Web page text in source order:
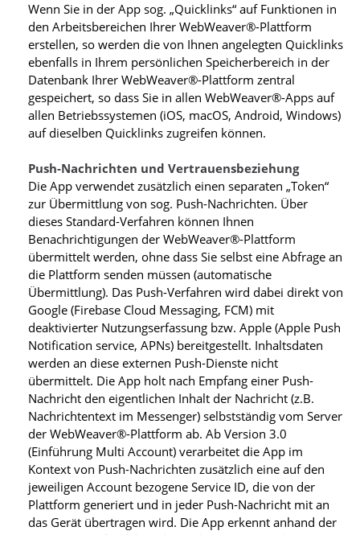
Wenn Sie in der App sog. „Quicklinks“ auf Funktionen in
den Arbeitsbereichen Ihrer WebWeaver®-Plattform
erstellen, so werden die von Ihnen angelegten Quicklinks
ebenfalls in Ihrem persönlichen Speicherbereich in der
Datenbank Ihrer WebWeaver®-Plattform zentral
gespeichert, so dass Sie in allen WebWeaver®-Apps auf
allen Betriebssystemen (iOS, macOS, Android, Windows)
auf dieselben Quicklinks zugreifen können.
Push-Nachrichten und Vertrauensbeziehung
Die App verwendet zusätzlich einen separaten „Token“
zur Übermittlung von sog. Push-Nachrichten. Über
dieses Standard-Verfahren können Ihnen
Benachrichtigungen der WebWeaver®-Plattform
übermittelt werden, ohne dass Sie selbst eine Abfrage an
die Plattform senden müssen (automatische
Übermittlung). Das Push-Verfahren wird dabei direkt von
Google (Firebase Cloud Messaging, FCM) mit
deaktivierter Nutzungserfassung bzw. Apple (Apple Push
Notification service, APNs) bereitgestellt. Inhaltsdaten
werden an diese externen Push-Dienste nicht
übermittelt. Die App holt nach Empfang einer Push-
Nachricht den eigentlichen Inhalt der Nachricht (z.B.
Nachrichtentext im Messenger) selbstständig vom Server
der WebWeaver®-Plattform ab. Ab Version 3.0
(Einführung Multi Account) verarbeitet die App im
Kontext von Push-Nachrichten zusätzlich eine auf den
jeweiligen Account bezogene Service ID, die von der
Plattform generiert und in jeder Push-Nachricht mit an
das Gerät übertragen wird. Die App erkennt anhand der